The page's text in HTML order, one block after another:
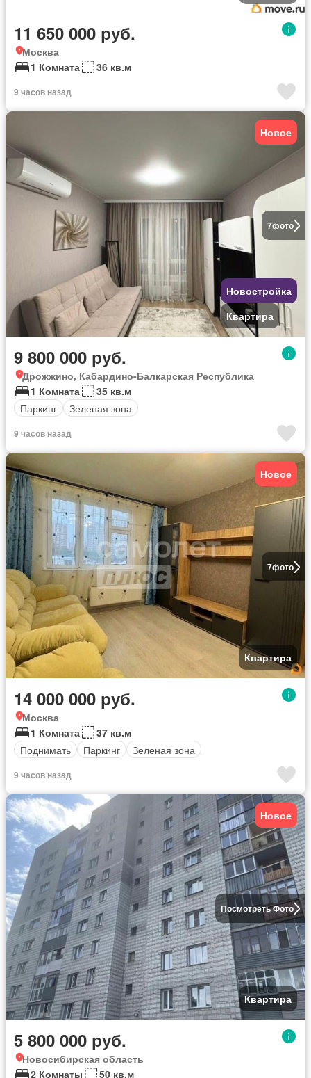
11 650 000 руб.
Москва
1 Комната
36 кв.м
9 часов назад
7фото
Новое
Новостройка
Квартира
9 800 000 руб.
Дрожжино, Кабардино-Балкарская Республика
1 Комната
35 кв.м
Паркинг
Зеленая зона
9 часов назад
7фото
Новое
Квартира
14 000 000 руб.
Москва
1 Комната
37 кв.м
Поднимать
Паркинг Зеленая зона
9 часов назад
Посмотреть Фото
Новое
Квартира
5 800 000 руб.
Новосибирская область
2 Комнаты
50 кв.м